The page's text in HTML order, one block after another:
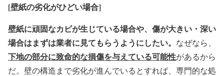
[壁紙の劣化がひどい場合]
壁紙に頑固なカビが生じている場合や、傷が大きい・深い
場合はまずは業者に見てもらうようにしたい。 なぜなら、
下地の部分に致命的な損傷を与えている可能性があるから
だ。壁の構造まで劣化が進んでいるとすれば、専門的な処